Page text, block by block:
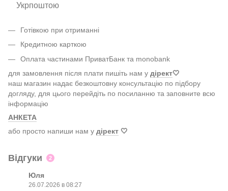
Укрпоштою
Готівкою при отриманні
Кредитною карткою
Оплата частинами ПриватБанк та monobank
для замовлення після плати пишіть нам у дірект🤍
наш магазин надає безкоштовну консультацію по підбору
догляду, для цього перейдіть по посиланню та заповните всю
інформацію
АНКЕТА
або просто напиши нам у дірект 🤍
Відгуки 2
Юля
26.07.2026 в 08:27